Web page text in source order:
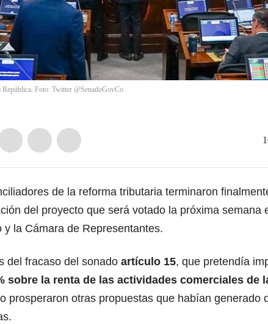
República. Foto: Twitter @SenadoGovCo
de la reforma tributaria terminaron
del proyecto que será votado la próxima semana
y la Cámara de Representantes.
del fracaso del sonado artículo 15, que pretendía
sobre la renta de las actividades comerciales de
prosperaron otras propuestas que habían generado